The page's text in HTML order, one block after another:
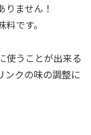
ません！
です。
使うことが出来る
ンクの味の調整に